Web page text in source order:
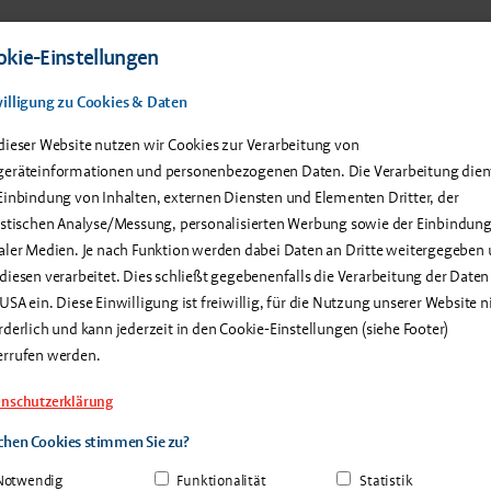
Produkte Service & Support
2024 |
und Gerätehersteller machen das
Einstellungen
zu Cookies & Daten
Website nutzen wir Cookies zur Verarbeitung von
und personenbezogenen Daten. Die Verarbeitung
von Inhalten, externen Diensten und Elementen Dritter, der
Analyse/Messung, personalisierten Werbung sowie der Einbindung
Medien. Je nach Funktion werden dabei Daten an Dritte weitergegeben
verarbeitet. Dies schließt gegebenenfalls die Verarbeitung der
ein. Diese Einwilligung ist freiwillig, für die Nutzung unserer Website
und kann jederzeit in den Cookie-Einstellungen (siehe Footer)
werden.
Cookies stimmen Sie zu?
Funktionalität Statistik